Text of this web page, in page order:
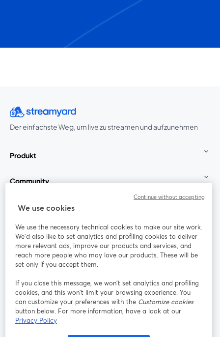
Der einfachste Weg, um live zu streamen und aufzunehmen
Produkt
Community
StreamYard für
Mitmachen
Webinar Facebook
wird in einem neuen Tab geöffnet
X (Twitter)
wird in einem neuen Tab geöffnet
Nutzungsbedingungen
We use cookies
We use the necessary technical cookies to make our site work.
We'd also like to set analytics and profiling cookies to deliver
more relevant ads, improve our products and services, and
reach more people who may love our products. These will be
set only if you accept them.
If you close this message, we won’t set analytics and profiling
cookies, and this won’t limit your browsing experience. You
can customize your preferences with the Customize cookies
button below. For more information, have a look at our
Privacy Policy
Continue without accepting